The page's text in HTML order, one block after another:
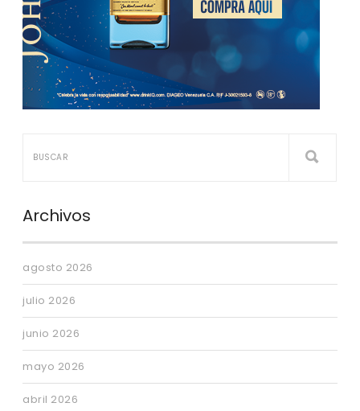
Archivos
agosto 2026
julio 2026
junio 2026
mayo 2026
abril 2026